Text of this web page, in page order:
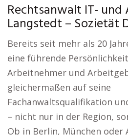
Rechtsanwalt IT-
Langstedt – Sozietät
Bereits seit mehr als 20
eine führende
Arbeitnehmer und
gleichermaßen auf seine
Fachanwaltsqualifikation
– nicht nur in der Region,
Ob in Berlin, München oder